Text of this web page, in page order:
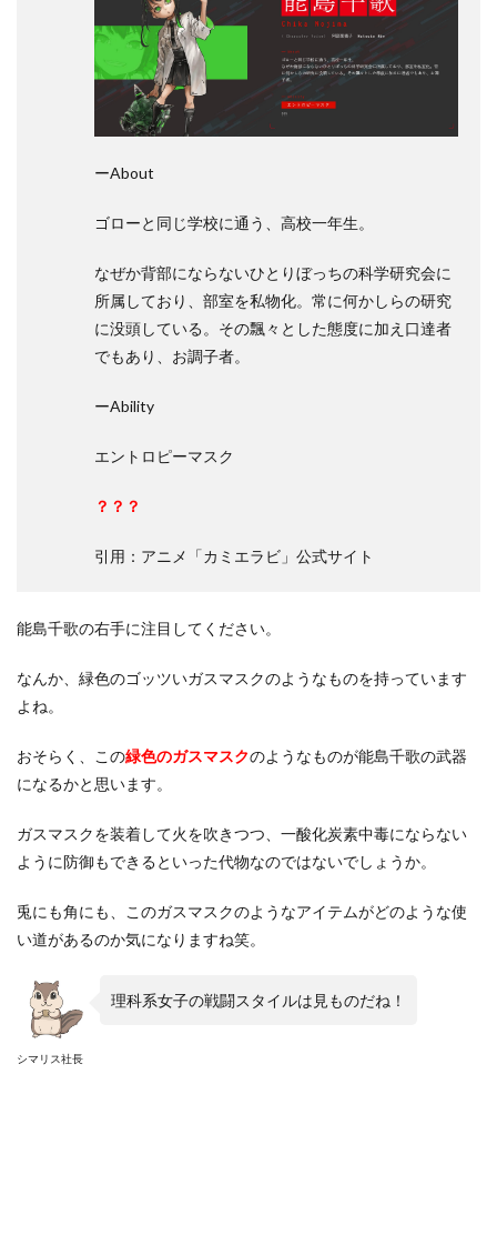
ーAbout
ゴローと同じ学校に通う、高校一年生。
なぜか背部にならないひとりぼっちの科学研究会に
所属しており、部室を私物化。常に何かしらの研究
に没頭している。その飄々とした態度に加え口達者
でもあり、お調子者。
ーAbility
エントロピーマスク
？？？
引用：アニメ「カミエラビ」公式サイト
能島千歌の右手に注目してください。
なんか、緑色のゴッツいガスマスクのようなものを持っています
よね。
おそらく、この緑色のガスマスクのようなものが能島千歌の武器
になるかと思います。
ガスマスクを装着して火を吹きつつ、一酸化炭素中毒にならない
ように防御もできるといった代物なのではないでしょうか。
兎にも角にも、このガスマスクのようなアイテムがどのような使
い道があるのか気になりますね笑。
シマリス社長
理科系女子の戦闘スタイルは見ものだね！